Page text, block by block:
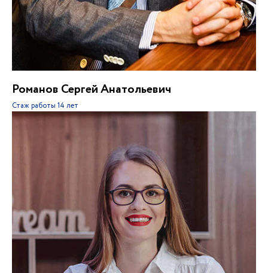
Романов Сергей Анатольевич
Стаж работы 14 лет